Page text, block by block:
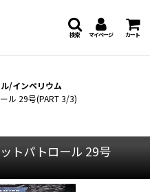
マイページ カート
検索
/インペリウム
ル 29号(PART 3/3)
トパトロール 29号